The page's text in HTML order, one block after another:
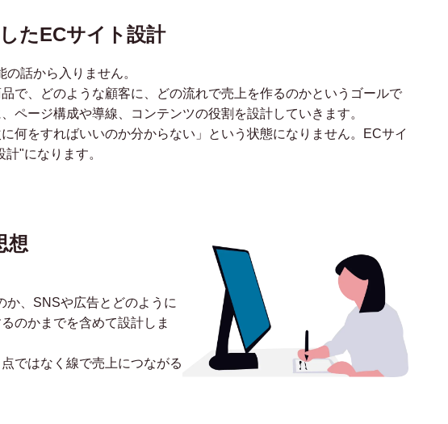
たECサイト設計
話から入りません。
で、どのような顧客に、どの流れで売上を作るのかというゴールで
ページ構成や導線、コンテンツの役割を設計していきます。
何をすればいいのか分からない」という状態になりません。ECサイ
計"になります。
想
か、SNSや広告とどのように
のかまでを含めて設計しま
ではなく線で売上につながる